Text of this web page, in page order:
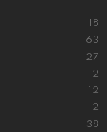
18
63
27
2
12
2
38